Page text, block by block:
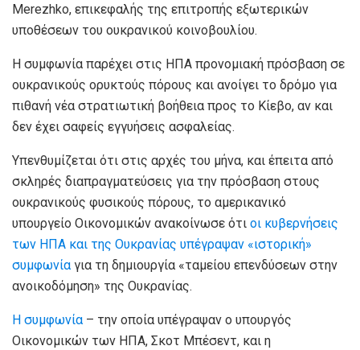
Merezhko, επικεφαλής της επιτροπής εξωτερικών
υποθέσεων του ουκρανικού κοινοβουλίου.
Η συμφωνία παρέχει στις ΗΠΑ προνομιακή πρόσβαση σε
ουκρανικούς ορυκτούς πόρους και ανοίγει το δρόμο για
πιθανή νέα στρατιωτική βοήθεια προς το Κίεβο, αν και
δεν έχει σαφείς εγγυήσεις ασφαλείας.
Υπενθυμίζεται ότι στις αρχές του μήνα, και έπειτα από
σκληρές διαπραγματεύσεις για την πρόσβαση στους
ουκρανικούς φυσικούς πόρους, το αμερικανικό
υπουργείο Οικονομικών ανακοίνωσε ότι οι κυβερνήσεις
των ΗΠΑ και της Ουκρανίας υπέγραψαν «ιστορική»
συμφωνίαγια τη δημιουργία «ταμείου επενδύσεων στην
ανοικοδόμηση» της Ουκρανίας.
Η συμφωνία– την οποία υπέγραψαν ο υπουργός
Οικονομικών των ΗΠΑ, Σκοτ Μπέσεντ, και η